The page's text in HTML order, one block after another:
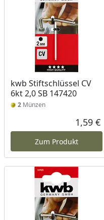
kwb Stiftschlüssel CV
6kt 2,0 SB 147420
2 Münzen
1,59 €
Zum Produkt